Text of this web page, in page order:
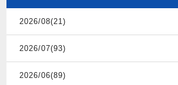
2026/08(21)
2026/07(93)
2026/06(89)